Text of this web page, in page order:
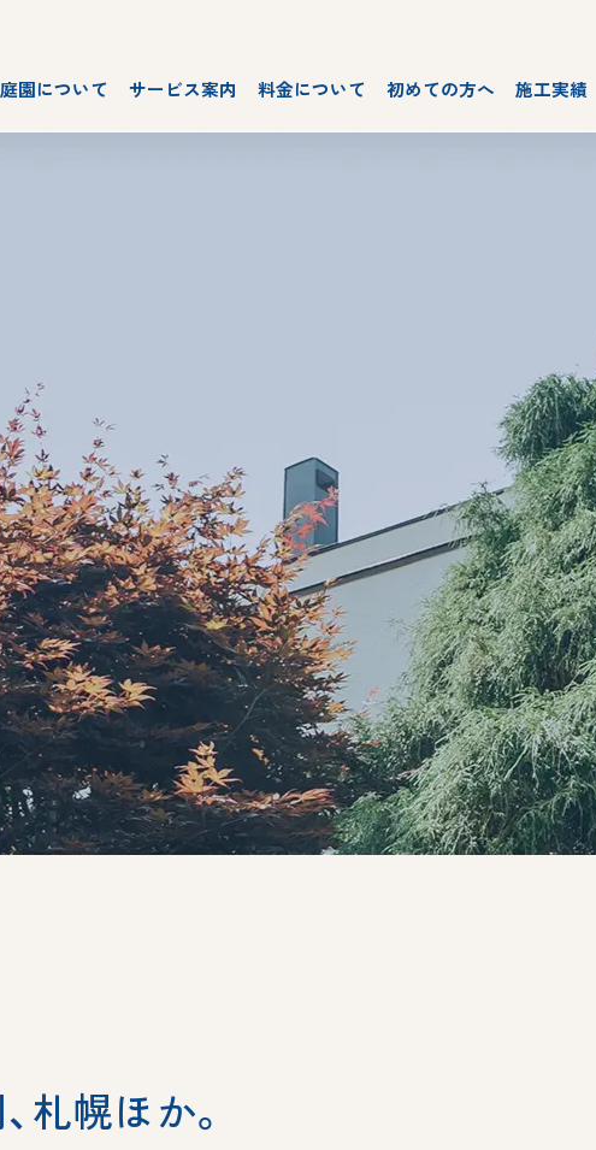
園について サービス案内 料金について 初めての方へ 施工実績
札幌ほか。